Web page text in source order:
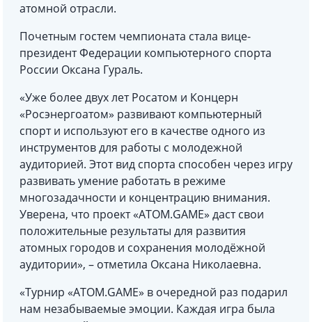
атомной отрасли.
Почетным гостем чемпионата стала вице-
президент Федерации компьютерного спорта
России Оксана Гураль.
«Уже более двух лет Росатом и Концерн
«Росэнергоатом» развивают компьютерный
спорт и используют его в качестве одного из
инструментов для работы с молодежной
аудиторией. Этот вид спорта способен через игру
развивать умение работать в режиме
многозадачности и концентрацию внимания.
Уверена, что проект «ATOM.GAME» даст свои
положительные результаты для развития
атомных городов и сохранения молодёжной
аудитории», – отметила Оксана Николаевна.
«Турнир «ATOM.GAME» в очередной раз подарил
нам незабываемые эмоции. Каждая игра была